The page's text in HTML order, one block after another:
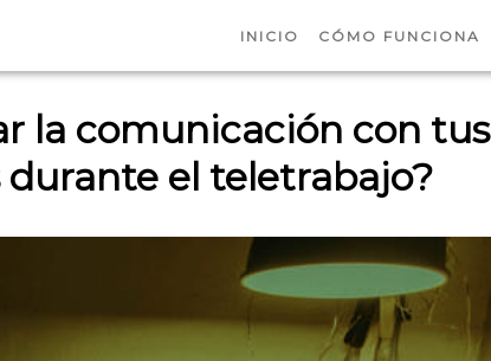
INICIO CÓMO FUNCIONA
la comunicación con tus
el teletrabajo?